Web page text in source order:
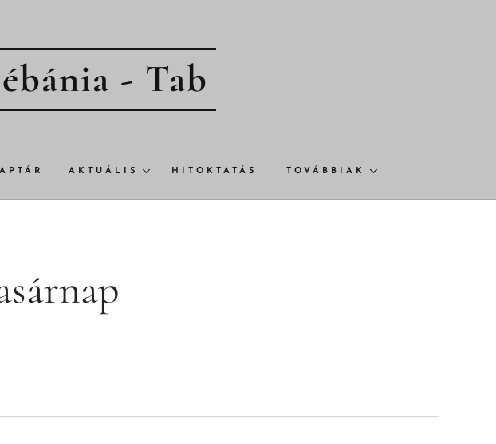
- Tab
AKTUÁLIS HITOKTATÁS TOVÁBBIAK